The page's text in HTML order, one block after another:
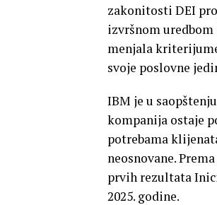
zakonitosti DEI
izvršnom uredbom
menjala
svoje poslovne
IBM je u
kompanija ostaje
potrebama
neosnovane.
prvih rezultata
2025. godine.